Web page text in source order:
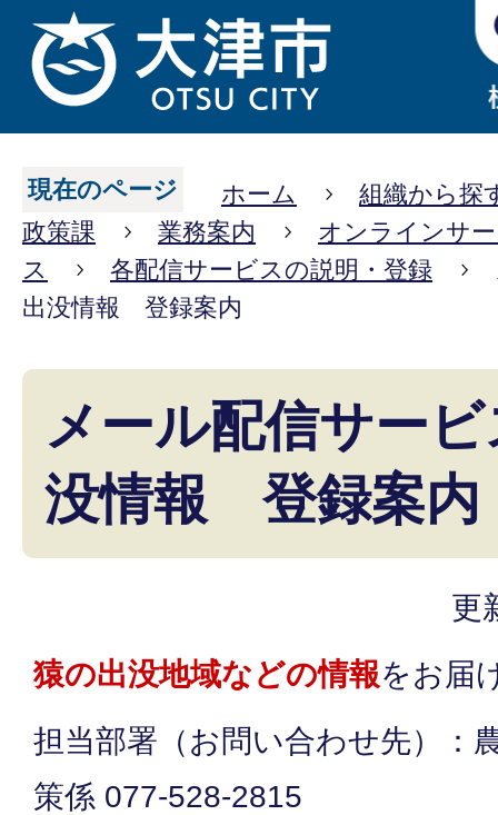
現在のページ ホーム
組織から探
政策課
業務案内
オンラインサ
ス
各配信サービスの説明・登録
出没情報 登録案内
メール配信サー
没情報 登録案内
更
猿の出没地域などの情報をお届
担当部署（お問い合わせ先）
策係 077-528-2815